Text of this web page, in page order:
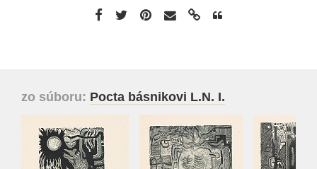
zo súboru: Pocta básnikovi L.N. I.